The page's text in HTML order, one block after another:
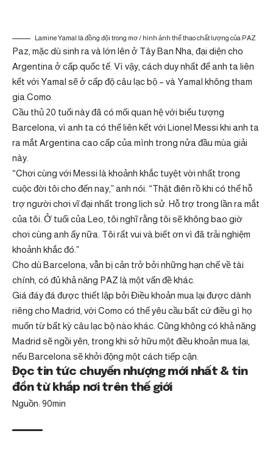
Lamine Yamal là đồng đội trong mơ / hình ảnh thể thao chất lượng của PAZ
Paz, mặc dù sinh ra và lớn lên ở Tây Ban Nha, đại diện cho
Argentina ở cấp quốc tế. Vì vậy, cách duy nhất để anh ta liên
kết với Yamal sẽ ở cấp độ câu lạc bộ – và Yamal không tham
gia Como.
Cầu thủ 20 tuổi này đã có mối quan hệ với biểu tượng
Barcelona, ​​vì anh ta có thể liên kết với Lionel Messi khi anh ta
ra mắt Argentina cao cấp của mình trong nửa đầu mùa giải
này.
“Chơi cùng với Messi là khoảnh khắc tuyệt vời nhất trong
cuộc đời tôi cho đến nay,” anh nói. “Thật điên rồ khi có thể hỗ
trợ người chơi vĩ đại nhất trong lịch sử. Hỗ trợ trong lần ra mắt
của tôi. Ở tuổi của Leo, tôi nghĩ rằng tôi sẽ không bao giờ
chơi cùng anh ấy nữa. Tôi rất vui và biết ơn vì đã trải nghiệm
khoảnh khắc đó.”
Cho dù Barcelona, ​​vẫn bị cản trở bởi những hạn chế về tài
chính, có đủ khả năng PAZ là một vấn đề khác.
Giá đáy đá được thiết lập bởi Điều khoản mua lại được dành
riêng cho Madrid, với Como có thể yêu cầu bất cứ điều gì họ
muốn từ bất kỳ câu lạc bộ nào khác. Cũng không có khả năng
Madrid sẽ ngồi yên, trong khi sở hữu một điều khoản mua lại,
nếu Barcelona sẽ khởi động một cách tiếp cận.
Đọc tin tức chuyển nhượng mới nhất & tin
đồn từ khắp nơi trên thế giới
Nguồn: 90min